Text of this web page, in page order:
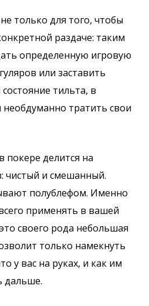
только для того, чтобы
раздаче: таким
определенную игровую
или заставить
тильта, в
тратить свои
покере делится на
чистый и смешанный.
полублефом. Именно
применять в вашей
своего рода небольшая
только намекнуть
у вас на руках, и как им
дальше.